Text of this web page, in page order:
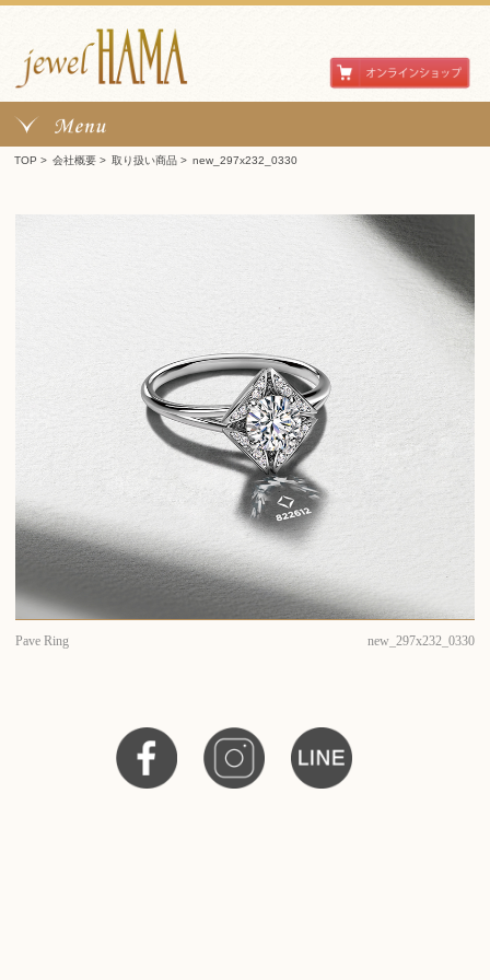
TOP > 会社概要 > 取り扱い商品 > new_297x232_0330
Pave Ring new_297x232_0330